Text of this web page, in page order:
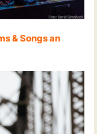
& Songs an